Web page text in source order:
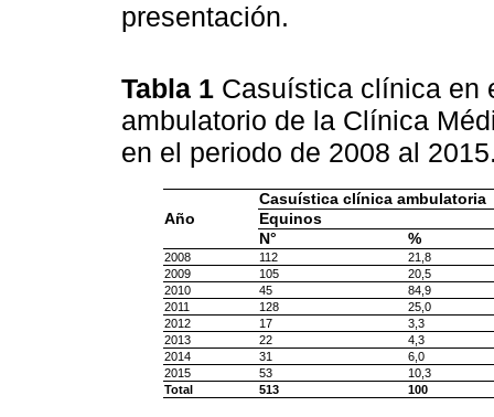
presentación.
Tabla 1 Casuística clínica en
ambulatorio de la Clínica
en el periodo de 2008 al
Año
Casuística clínica ambulatoria
Equinos
N°
%
2008 112
21,8
2009
105
20,5
2010
45
84,9
2011
128
25,0
2012
17
3,3
2013
22
4,3
2014
31
6,0
2015
53
10,3
Total
513 100